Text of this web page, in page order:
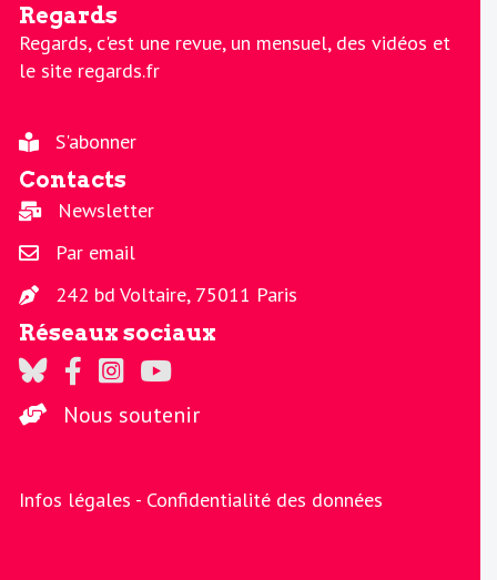
Regards
Regards, c'est une revue, un mensuel, des vidéos et
le site regards.fr
S'abonner
Contacts
Newsletter
Par email
242 bd Voltaire, 75011 Paris
Réseaux sociaux
Regards sur Twitter
Regards sur Facebook
Regards sur Instagram
La chaine Regards sur Youtube
Nous soutenir
Infos légales - Confidentialité des données